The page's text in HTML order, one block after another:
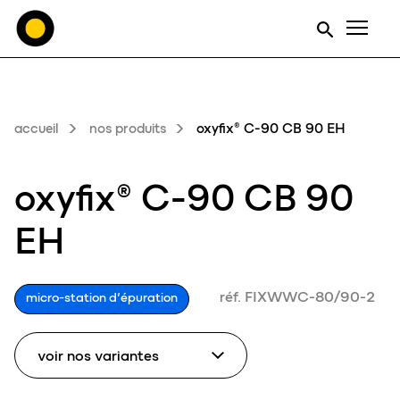
accueil nos produits oxyfix® C-90 CB 90 EH
oxyfix® C-90 CB 90
EH
micro-station d’épuration réf. FIXWWC-80/90-2